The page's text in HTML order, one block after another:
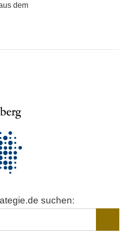
dem
suchen: